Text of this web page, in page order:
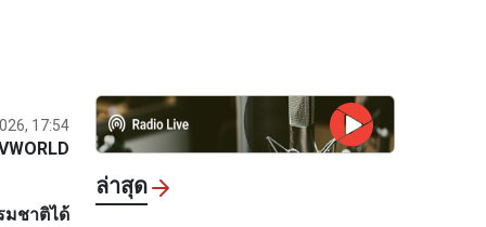
17:54
มชาติได้
ล่าสุด